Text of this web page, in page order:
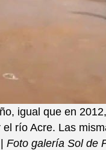
igual que en
río Acre. Las
|Foto galería Sol de